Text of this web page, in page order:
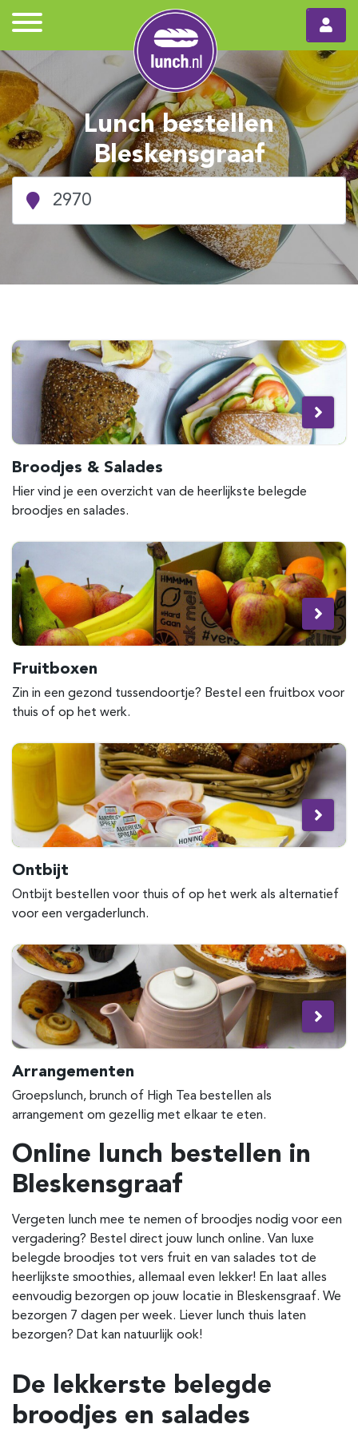
Lunch bestellen
Bleskensgraaf
Broodjes & Salades
Hier vind je een overzicht van de heerlijkste belegde
broodjes en salades.
Fruitboxen
Zin in een gezond tussendoortje? Bestel een fruitbox voor
thuis of op het werk.
Ontbijt
Ontbijt bestellen voor thuis of op het werk als alternatief
voor een vergaderlunch.
Arrangementen
Groepslunch, brunch of High Tea bestellen als
arrangement om gezellig met elkaar te eten.
Online lunch bestellen in
Bleskensgraaf
Vergeten lunch mee te nemen of broodjes nodig voor een
vergadering? Bestel direct jouw lunch online. Van luxe
belegde broodjes tot vers fruit en van salades tot de
heerlijkste smoothies, allemaal even lekker! En laat alles
eenvoudig bezorgen op jouw locatie in Bleskensgraaf. We
bezorgen 7 dagen per week. Liever lunch thuis laten
bezorgen? Dat kan natuurlijk ook!
De lekkerste belegde
broodjes en salades